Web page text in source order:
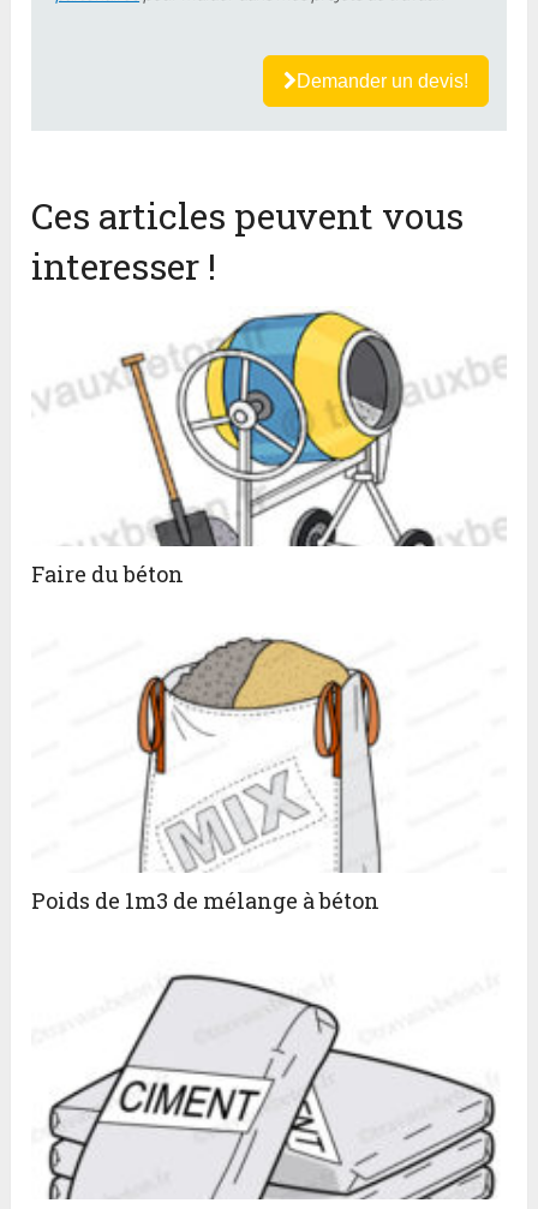
Demander un devis!
Ces articles peuvent vous
interesser !
Faire du béton
Poids de 1m3 de mélange à béton